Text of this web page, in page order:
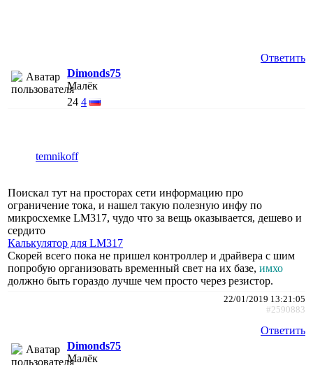
Ответить
Dimonds75
Малёк
24 4
temnikoff
Поискал тут на просторах сети информацию про
ограничение тока, и нашел такую полезную инфу по
микросхемке LM317, чудо что за вещь оказывается, дешево и
сердито
Калькулятор для LM317
Скорей всего пока не пришел контроллер и драйвера с шим
попробую организовать временный свет на их базе, имхо
должно быть гораздо лучше чем просто через резистор.
22/01/2019 13:21:05
#2590883
Ответить
Dimonds75
Малёк